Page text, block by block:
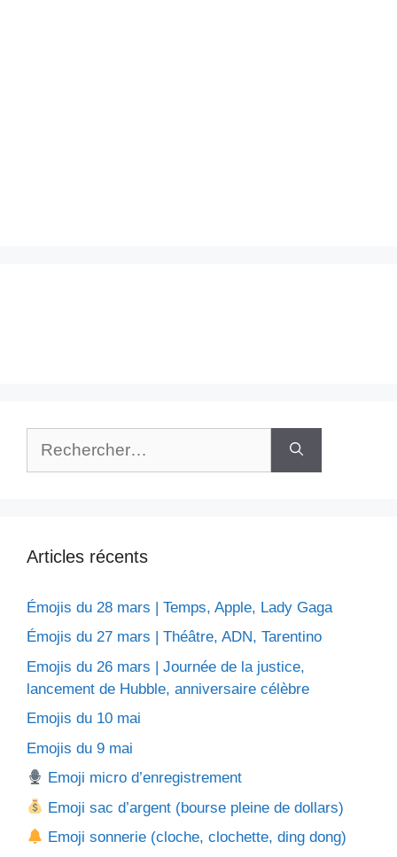
Articles récents
Émojis du 28 mars | Temps, Apple, Lady Gaga
Émojis du 27 mars | Théâtre, ADN, Tarentino
Emojis du 26 mars | Journée de la justice,
lancement de Hubble, anniversaire célèbre
Emojis du 10 mai
Emojis du 9 mai
Emoji micro d’enregistrement
Emoji sac d’argent (bourse pleine de dollars)
Emoji sonnerie (cloche, clochette, ding dong)